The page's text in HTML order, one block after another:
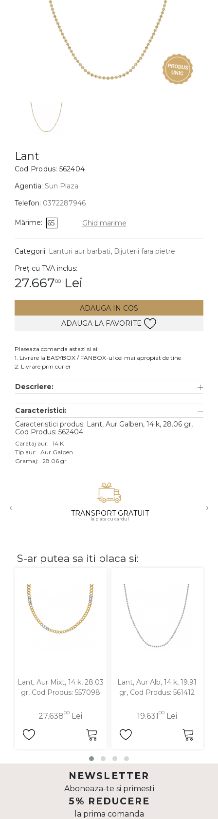
BIJUTERII COPII
Cercei
Bratari
Coliere
Lanturi
Pandantive
DIAMANTE Vezi toate
Cercei
Accesorii
Aur alb
Aur roz
Aur mixt
18K
Cu pietre
Diamante
Lant
Cod Produs: 562404
Agentia: Sun Plaza
Telefon: 0372287946
Mărime: 65 Ghid marime
Categorii: Lanturi aur barbati, Bijuterii fara pietre
Preț cu TVA inclus:
27.66700 Lei
ADAUGA IN COS
ADAUGA LA FAVORITE
Plaseaza comanda astazi si ai:
1. Livrare la EASYBOX / FANBOX-ul cel mai apropiat de tine
2. Livrare prin curier
Descriere:
Caracteristici:
Caracteristici produs: Lant, Aur Galben, 14 k, 28.06 gr,
Cod Produs: 562404
Carataj aur: 14 K
Tip aur: Aur Galben
Gramaj: 28.06 gr
‹ TRANSPORT GRATUIT
la plata cu cardul
›
S-ar putea sa iti placa si:
Lant, Aur Mixt, 14 k, 28.03
gr, Cod Produs: 557098
27.63800 Lei
Lant, Aur Alb, 14 k, 19.91
gr, Cod Produs: 561412
19.63100Lei
NEWSLETTER
Aboneaza-te si primesti
5% REDUCERE
la prima comanda